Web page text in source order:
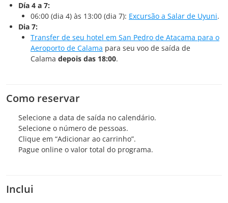
Día 4 a 7:
06:00 (dia 4) às 13:00 (dia 7): Excursão a Salar de Uyuni.
Dia 7:
Transfer de seu hotel em San Pedro de Atacama para o
Aeroporto de Calama para seu voo de saída de
Calama depois das 18:00.
Como reservar
Selecione a data de saída no calendário.
Selecione o número de pessoas.
Clique em “Adicionar ao carrinho”.
Pague online o valor total do programa.
Inclui